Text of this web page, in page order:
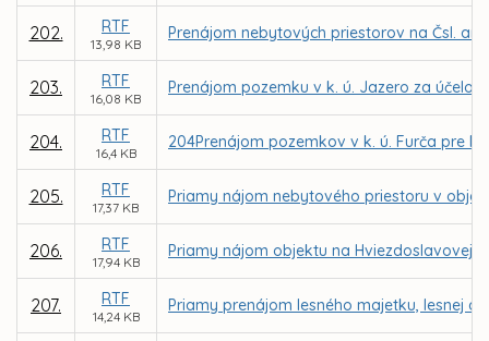
202. RTF
13,98 KB
Prenájom nebytových priestorov na Čsl.
203. RTF
16,08 KB
Prenájom pozemku v k. ú. Jazero za
204. RTF
16,4 KB
204Prenájom pozemkov v k. ú. Furča pre
205. RTF
17,37 KB
Priamy nájom nebytového priestoru v
206. RTF
17,94 KB
Priamy nájom objektu na Hviezdoslavovej
207. RTF
14,24 KB
Priamy prenájom lesného majetku, lesnej